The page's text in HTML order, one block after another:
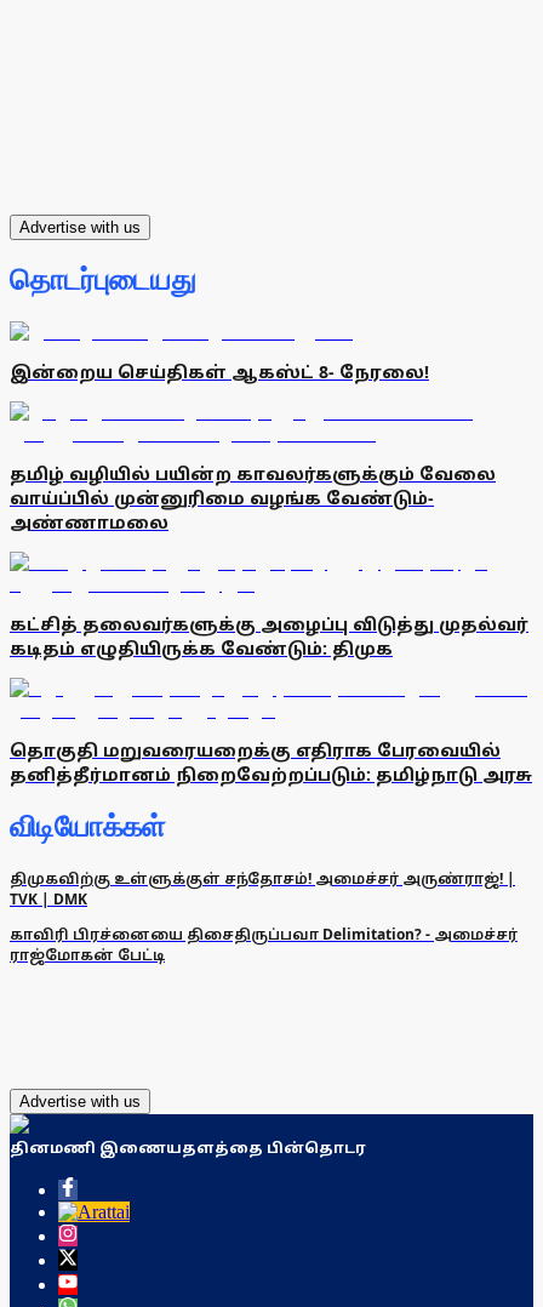
Advertise with us
தொடர்புடையது
இன்றைய செய்திகள் ஆகஸ்ட் 8- நேரலை!
தமிழ் வழியில் பயின்ற காவலர்களுக்கும் வேலை
வாய்ப்பில் முன்னுரிமை வழங்க வேண்டும்-
அண்ணாமலை
கட்சித் தலைவர்களுக்கு அழைப்பு விடுத்து முதல்வர்
கடிதம் எழுதியிருக்க வேண்டும்: திமுக
தொகுதி மறுவரையறைக்கு எதிராக பேரவையில்
தனித்தீர்மானம் நிறைவேற்றப்படும்: தமிழ்நாடு அரசு
விடியோக்கள்
திமுகவிற்கு உள்ளுக்குள் சந்தோசம்! அமைச்சர் அருண்ராஜ்! |
TVK | DMK
காவிரி பிரச்னையை திசைதிருப்பவா Delimitation? - அமைச்சர்
ராஜ்மோகன் பேட்டி
Advertise with us
தினமணி இணையதளத்தை பின்தொடர